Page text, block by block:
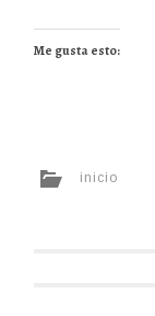
Me gusta esto:
inicio